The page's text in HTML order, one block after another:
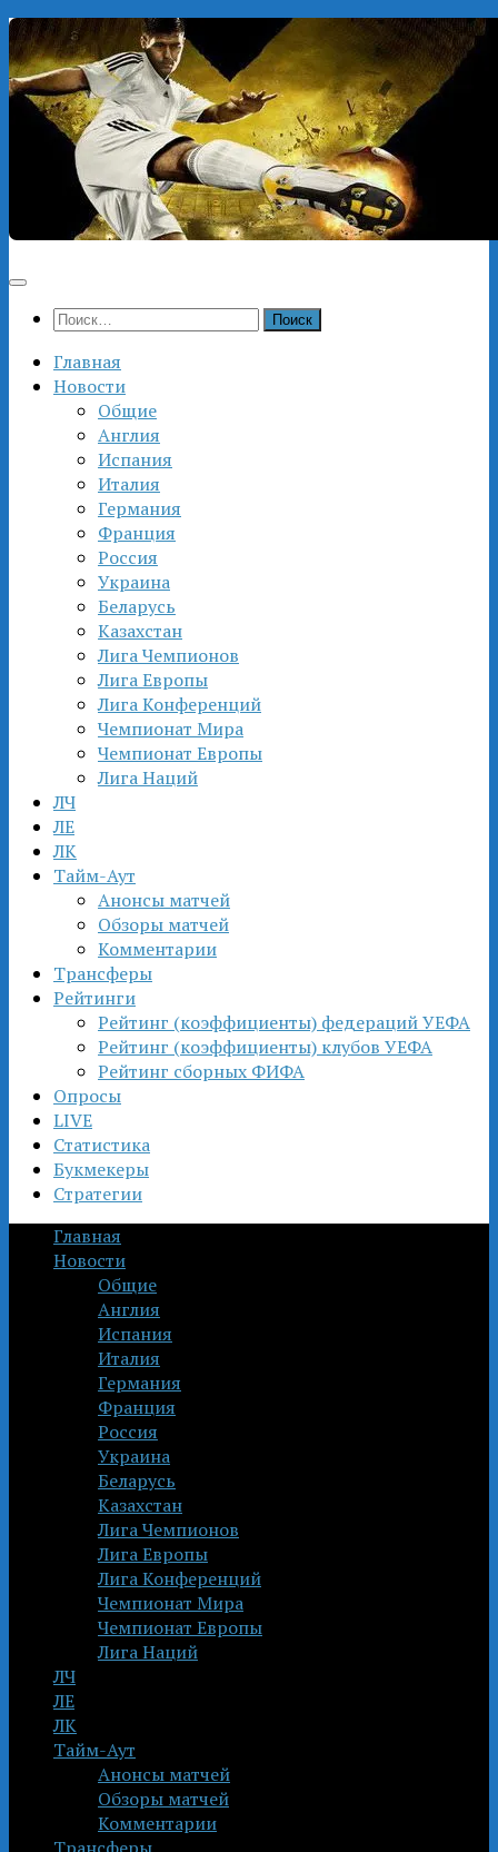
Перейти
к
содержимому
Найти:
Главная
Новости
Общие
Англия
Испания
Италия
Германия
Франция
Россия
Украина
Беларусь
Казахстан
Лига Чемпионов
Лига Европы
Лига Конференций
Чемпионат Мира
Чемпионат Европы
Лига Наций
ЛЧ
ЛЕ
ЛК
Тайм-Аут
Анонсы матчей
Обзоры матчей
Комментарии
Трансферы
Рейтинги
Рейтинг (коэффициенты) федераций УЕФА
Рейтинг (коэффициенты) клубов УЕФА
Рейтинг сборных ФИФА
Опросы
LIVE
Статистика
Букмекеры
Стратегии
Главная
Новости
Общие
Англия
Испания
Италия
Германия
Франция
Россия
Украина
Беларусь
Казахстан
Лига Чемпионов
Лига Европы
Лига Конференций
Чемпионат Мира
Чемпионат Европы
Лига Наций
ЛЧ
ЛЕ
ЛК
Тайм-Аут
Анонсы матчей
Обзоры матчей
Комментарии